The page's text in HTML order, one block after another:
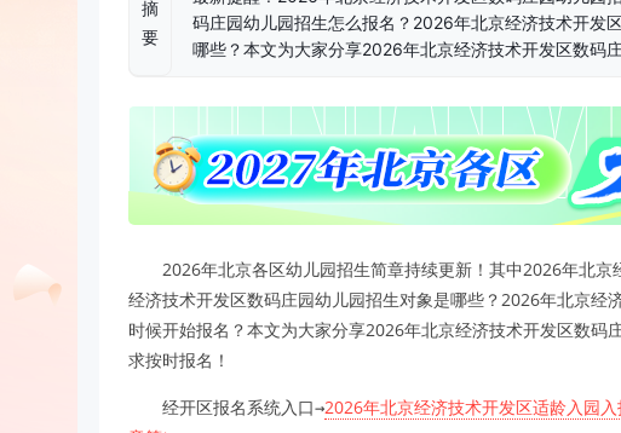
摘
要
码庄园幼儿园招生怎么报名？2026年北京经济技术开发
哪些？本文为大家分享2026年北京经济技术开发区数码
2026年北京各区幼儿园招生简章持续更新！其中2026年北
经济技术开发区数码庄园幼儿园招生对象是哪些？2026年北京经
时候开始报名？本文为大家分享2026年北京经济技术开发区数码
求按时报名！
经开区报名系统入口→2026年北京经济技术开发区适龄入园